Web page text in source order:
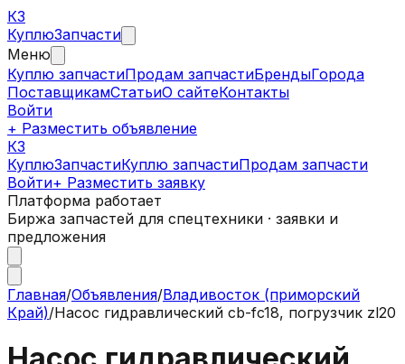
КЗ
КуплюЗапчасти
Меню
Куплю запчастиПродам запчастиБрендыГорода
ПоставщикамСтатьиО сайтеКонтакты
Войти
+ Разместить объявление
КЗ
КуплюЗапчастиКуплю запчастиПродам запчасти
Войти+ Разместить заявку
Платформа работает
Биржа запчастей для спецтехники · заявки и
предложения
Главная/Объявления/Владивосток (приморский
Край)/Насос гидравлический cb-fc18, погрузчик zl20